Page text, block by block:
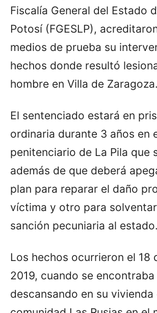
Fiscalía General del Estado
Potosí (FGESLP),
medios de prueba su
hechos donde resultó
hombre en Villa de Zaragoza.
El sentenciado estará en
ordinaria durante 3 años en
penitenciario de La Pila que
además de que deberá
plan para reparar el daño
víctima y otro para
sanción pecuniaria al estado.
Los hechos ocurrieron el 18
2019, cuando se
descansando en su vivienda